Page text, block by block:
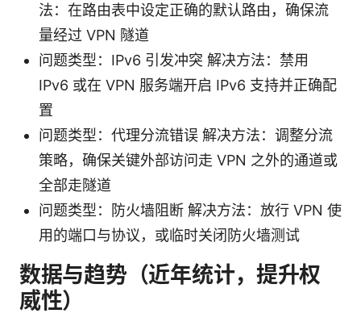
法：在路由表中设定正确的默认路由，确保流
量经过 VPN 隧道
问题类型：IPv6 引发冲突 解决方法：禁用
IPv6 或在 VPN 服务端开启 IPv6 支持并正确配
置
问题类型：代理分流错误 解决方法：调整分流
策略，确保关键外部访问走 VPN 之外的通道或
全部走隧道
问题类型：防火墙阻断 解决方法：放行 VPN 使
用的端口与协议，或临时关闭防火墙测试
数据与趋势（近年统计，提升权
威性）